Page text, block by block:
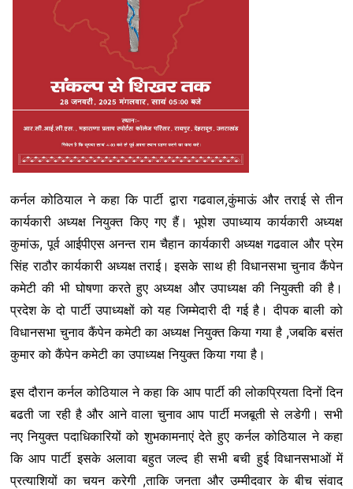
कर्नल कोठियाल ने कहा कि पार्टी द्वारा गढवाल,कुंमाऊं और तराई से तीन
कार्यकारी अध्यक्ष नियुक्त किए गए हैं। भूपेश उपाध्याय कार्यकारी अध्यक्ष
कुमांऊ, पूर्व आईपीएस अनन्त राम चैहान कार्यकारी अध्यक्ष गढवाल और प्रेम
सिंह राठौर कार्यकारी अध्यक्ष तराई। इसके साथ ही विधानसभा चुनाव कैंपेन
कमेटी की भी घोषणा करते हुए अध्यक्ष और उपाध्यक्ष की नियुक्ती की है।
प्रदेश के दो पार्टी उपाध्यक्षों को यह जिम्मेदारी दी गई है। दीपक बाली को
विधानसभा चुनाव कैंपेन कमेटी का अध्यक्ष नियुक्त किया गया है ,जबकि बसंत
कुमार को कैंपेन कमेटी का उपाध्यक्ष नियुक्त किया गया है।
इस दौरान कर्नल कोठियाल ने कहा कि आप पार्टी की लोकप्रियता दिनों दिन
बढती जा रही है और आने वाला चुनाव आप पार्टी मजबूती से लडेगी। सभी
नए नियुक्त पदाधिकारियों को शुभकामनाएं देते हुए कर्नल कोठियाल ने कहा
कि आप पार्टी इसके अलावा बहुत जल्द ही सभी बची हुई विधानसभाओं में
प्रत्याशियों का चयन करेगी ,ताकि जनता और उम्मीदवार के बीच संवाद